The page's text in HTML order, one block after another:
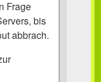
Frage
bis
abbrach.